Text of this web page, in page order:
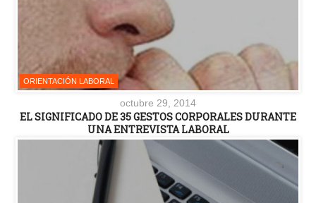
ORIENTACIÓN LABORAL
octubre 29, 2014
EL SIGNIFICADO DE 35 GESTOS CORPORALES DURANTE
UNA ENTREVISTA LABORAL